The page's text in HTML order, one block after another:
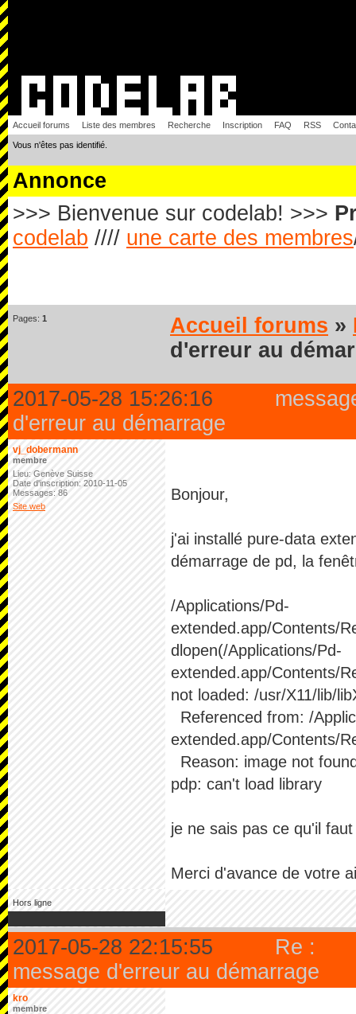
Accueil forums Liste des membres Recherche Inscription FAQ RSS
Vous n'êtes pas identifié.
Annonce
>>> Bienvenue sur codelab! >>>
codelab //// une carte des membres
Pages: 1 Accueil forums »
d'erreur au
2017-05-28 15:26:16
d'erreur au démarrage
vj_dobermann
membre
Lieu: Genève Suisse
Date d'inscription: 2010-11-05
Messages: 86
Site web
Bonjour,
j'ai installé pure-data
démarrage de pd, la
/Applications/Pd-
extended.app/Contents/
dlopen(/Applications/Pd-
extended.app/Contents/
not loaded: /usr/X11/lib/
Referenced from: /
extended.app/Contents/
Reason: image not
pdp: can't load library
je ne sais pas ce qu'il
Merci d'avance de votre
Hors ligne
2017-05-28 22:15:55
Re :
message d'erreur au démarrage
kro
membre